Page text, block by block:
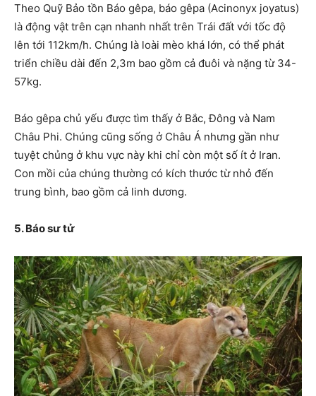
Theo Quỹ Bảo tồn Báo gêpa, báo gêpa (Acinonyx joyatus)
là động vật trên cạn nhanh nhất trên Trái đất với tốc độ
lên tới 112km/h. Chúng là loài mèo khá lớn, có thể phát
triển chiều dài đến 2,3m bao gồm cả đuôi và nặng từ 34-
57kg.
Báo gêpa chủ yếu được tìm thấy ở Bắc, Đông và Nam
Châu Phi. Chúng cũng sống ở Châu Á nhưng gần như
tuyệt chủng ở khu vực này khi chỉ còn một số ít ở Iran.
Con mồi của chúng thường có kích thước từ nhỏ đến
trung bình, bao gồm cả linh dương.
5. Báo sư tử